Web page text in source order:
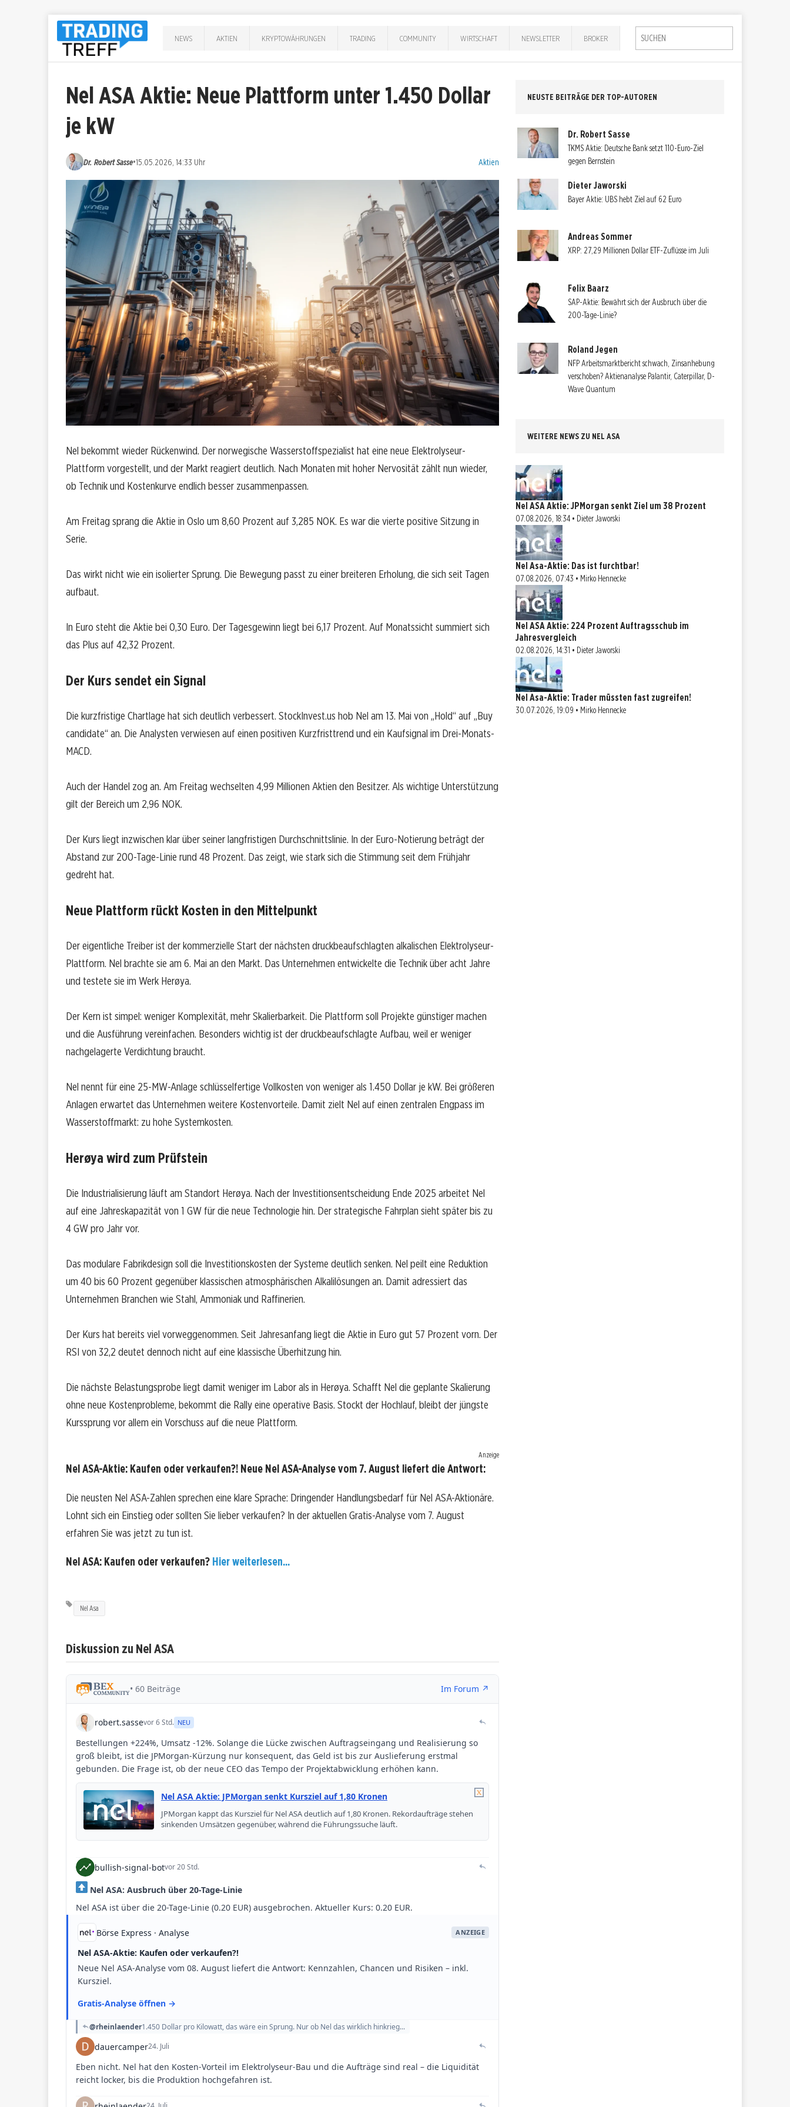
NEWS AKTIEN KRYPTOWÄHRUNGEN TRADING COMMUNITY WIRTSCHAFT NEWSLETTER BROKER
Nel ASA Aktie: Neue Plattform unter 1.450 Dollar
je kW
Dr. Robert Sasse•15.05.2026, 14:33 Uhr Kategorien:
Aktien
Nel bekommt wieder Rückenwind. Der norwegische Wasserstoffspezialist hat eine neue Elektrolyseur-
Plattform vorgestellt, und der Markt reagiert deutlich. Nach Monaten mit hoher Nervosität zählt nun wieder,
ob Technik und Kostenkurve endlich besser zusammenpassen.
Am Freitag sprang die Aktie in Oslo um 8,60 Prozent auf 3,285 NOK. Es war die vierte positive Sitzung in
Serie.
Das wirkt nicht wie ein isolierter Sprung. Die Bewegung passt zu einer breiteren Erholung, die sich seit Tagen
aufbaut.
In Euro steht die Aktie bei 0,30 Euro. Der Tagesgewinn liegt bei 6,17 Prozent. Auf Monatssicht summiert sich
das Plus auf 42,32 Prozent.
Der Kurs sendet ein Signal
Die kurzfristige Chartlage hat sich deutlich verbessert. StockInvest.us hob Nel am 13. Mai von „Hold“ auf „Buy
candidate“ an. Die Analysten verwiesen auf einen positiven Kurzfristtrend und ein Kaufsignal im Drei-Monats-
MACD.
Auch der Handel zog an. Am Freitag wechselten 4,99 Millionen Aktien den Besitzer. Als wichtige Unterstützung
gilt der Bereich um 2,96 NOK.
Der Kurs liegt inzwischen klar über seiner langfristigen Durchschnittslinie. In der Euro-Notierung beträgt der
Abstand zur 200-Tage-Linie rund 48 Prozent. Das zeigt, wie stark sich die Stimmung seit dem Frühjahr
gedreht hat.
Neue Plattform rückt Kosten in den Mittelpunkt
Der eigentliche Treiber ist der kommerzielle Start der nächsten druckbeaufschlagten alkalischen Elektrolyseur-
Plattform. Nel brachte sie am 6. Mai an den Markt. Das Unternehmen entwickelte die Technik über acht Jahre
und testete sie im Werk Herøya.
Der Kern ist simpel: weniger Komplexität, mehr Skalierbarkeit. Die Plattform soll Projekte günstiger machen
und die Ausführung vereinfachen. Besonders wichtig ist der druckbeaufschlagte Aufbau, weil er weniger
nachgelagerte Verdichtung braucht.
Nel nennt für eine 25-MW-Anlage schlüsselfertige Vollkosten von weniger als 1.450 Dollar je kW. Bei größeren
Anlagen erwartet das Unternehmen weitere Kostenvorteile. Damit zielt Nel auf einen zentralen Engpass im
Wasserstoffmarkt: zu hohe Systemkosten.
Herøya wird zum Prüfstein
Die Industrialisierung läuft am Standort Herøya. Nach der Investitionsentscheidung Ende 2025 arbeitet Nel
auf eine Jahreskapazität von 1 GW für die neue Technologie hin. Der strategische Fahrplan sieht später bis zu
4 GW pro Jahr vor.
Das modulare Fabrikdesign soll die Investitionskosten der Systeme deutlich senken. Nel peilt eine Reduktion
um 40 bis 60 Prozent gegenüber klassischen atmosphärischen Alkalilösungen an. Damit adressiert das
Unternehmen Branchen wie Stahl, Ammoniak und Raffinerien.
Der Kurs hat bereits viel vorweggenommen. Seit Jahresanfang liegt die Aktie in Euro gut 57 Prozent vorn. Der
RSI von 32,2 deutet dennoch nicht auf eine klassische Überhitzung hin.
Die nächste Belastungsprobe liegt damit weniger im Labor als in Herøya. Schafft Nel die geplante Skalierung
ohne neue Kostenprobleme, bekommt die Rally eine operative Basis. Stockt der Hochlauf, bleibt der jüngste
Kurssprung vor allem ein Vorschuss auf die neue Plattform.
Anzeige
Nel ASA-Aktie: Kaufen oder verkaufen?! Neue Nel ASA-Analyse vom 7. August liefert die Antwort:
Die neusten Nel ASA-Zahlen sprechen eine klare Sprache: Dringender Handlungsbedarf für Nel ASA-Aktionäre.
Lohnt sich ein Einstieg oder sollten Sie lieber verkaufen? In der aktuellen Gratis-Analyse vom 7. August
erfahren Sie was jetzt zu tun ist.
Nel ASA: Kaufen oder verkaufen? Hier weiterlesen...
Nel Asa
Diskussion zu Nel ASA
NEUSTE BEITRÄGE DER TOP-AUTOREN
Dr. Robert Sasse
TKMS Aktie: Deutsche Bank setzt 110-Euro-Ziel
gegen Bernstein
Dieter Jaworski
Bayer Aktie: UBS hebt Ziel auf 62 Euro
Andreas Sommer
XRP: 27,29 Millionen Dollar ETF-Zuflüsse im Juli
Felix Baarz
SAP-Aktie: Bewährt sich der Ausbruch über die
200-Tage-Linie?
Roland Jegen
NFP Arbeitsmarktbericht schwach, Zinsanhebung
verschoben? Aktienanalyse Palantir, Caterpillar, D-
Wave Quantum
WEITERE NEWS ZU NEL ASA
Nel ASA Aktie: JPMorgan senkt Ziel um 38 Prozent
07.08.2026, 18:34 • Dieter Jaworski
Nel Asa-Aktie: Das ist furchtbar!
07.08.2026, 07:43 • Mirko Hennecke
Nel ASA Aktie: 224 Prozent Auftragsschub im
Jahresvergleich
02.08.2026, 14:31 • Dieter Jaworski
Nel Asa-Aktie: Trader müssten fast zugreifen!
30.07.2026, 19:09 • Mirko Hennecke